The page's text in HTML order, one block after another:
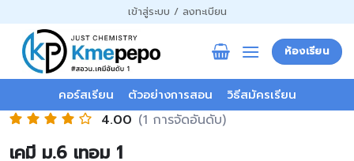
ไป
เนื้อหา
เข้าสู่ระบบ / ลงทะเบียน
ห้องเรียน
คอร์สเรียน ตัวอย่างการสอน วิธีสมัครเรียน
4.00 (1 การจัดอันดับ)
เคมี ม.6 เทอม 1